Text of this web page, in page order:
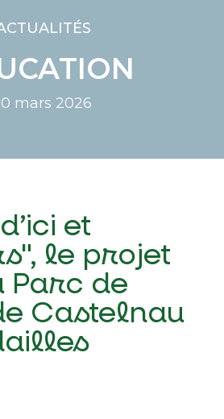
mars 2026
et
le projet
Parc de
Castelnau